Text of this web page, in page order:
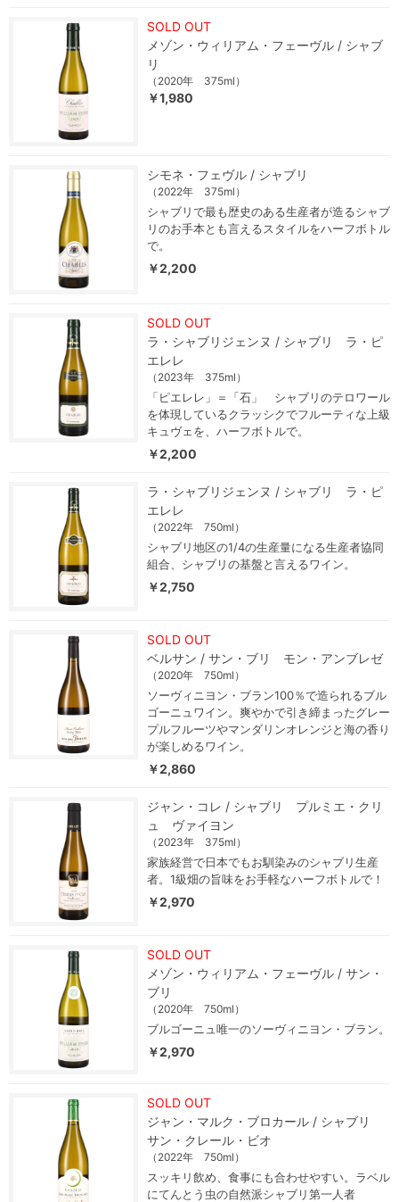
SOLD OUT
メゾン・ウィリアム・フェーヴル / シャブ
リ
（2020年 375ml）
￥1,980
シモネ・フェヴル / シャブリ
（2022年 375ml）
シャブリで最も歴史のある生産者が造るシャブ
リのお手本とも言えるスタイルをハーフボトル
で。
￥2,200
SOLD OUT
ラ・シャブリジェンヌ / シャブリ ラ・ピ
エレレ
（2023年 375ml）
「ピエレレ」＝「石」 シャブリのテロワール
を体現しているクラッシクでフルーティな上級
キュヴェを、ハーフボトルで。
￥2,200
ラ・シャブリジェンヌ / シャブリ ラ・ピ
エレレ
（2022年 750ml）
シャブリ地区の1/4の生産量になる生産者協同
組合、シャブリの基盤と言えるワイン。
￥2,750
SOLD OUT
ベルサン / サン・ブリ モン・アンブレゼ
（2020年 750ml）
ソーヴィニヨン・ブラン100％で造られるブル
ゴーニュワイン。爽やかで引き締まったグレー
プルフルーツやマンダリンオレンジと海の香り
が楽しめるワイン。
￥2,860
ジャン・コレ / シャブリ プルミエ・クリ
ュ ヴァイヨン
（2023年 375ml）
家族経営で日本でもお馴染みのシャブリ生産
者。1級畑の旨味をお手軽なハーフボトルで！
￥2,970
SOLD OUT
メゾン・ウィリアム・フェーヴル / サン・
ブリ
（2020年 750ml）
ブルゴーニュ唯一のソーヴィニヨン・ブラン。
￥2,970
SOLD OUT
ジャン・マルク・ブロカール / シャブリ
サン・クレール・ビオ
（2022年 750ml）
スッキリ飲め、食事にも合わせやすい。ラベル
にてんとう虫の自然派シャブリ第一人者